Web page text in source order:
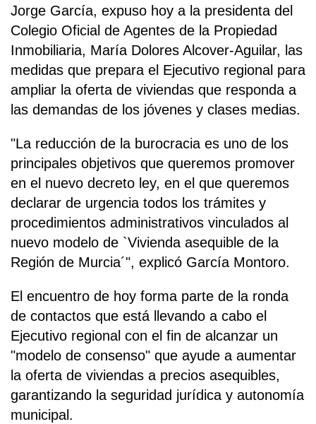
Jorge García, expuso hoy a la presidenta del
Colegio Oficial de Agentes de la Propiedad
Inmobiliaria, María Dolores Alcover-Aguilar, las
medidas que prepara el Ejecutivo regional para
ampliar la oferta de viviendas que responda a
las demandas de los jóvenes y clases medias.
"La reducción de la burocracia es uno de los
principales objetivos que queremos promover
en el nuevo decreto ley, en el que queremos
declarar de urgencia todos los trámites y
procedimientos administrativos vinculados al
nuevo modelo de `Vivienda asequible de la
Región de Murcia´", explicó García Montoro.
El encuentro de hoy forma parte de la ronda
de contactos que está llevando a cabo el
Ejecutivo regional con el fin de alcanzar un
"modelo de consenso" que ayude a aumentar
la oferta de viviendas a precios asequibles,
garantizando la seguridad jurídica y autonomía
municipal.